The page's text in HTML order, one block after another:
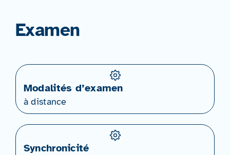
Examen
Modalités d’examen
à distance
Synchronicité